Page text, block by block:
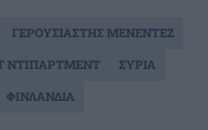
ΓΕΡΟΥΣΙΑΣΤΗΣ ΜΕΝΕΝΤΕΖ
ΝΤΙΠΑΡΤΜΕΝΤ
ΣΥΡΙΑ
ΦΙΝΛΑΝΔΙΑ